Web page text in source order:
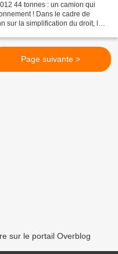
44 tonnes : un camion qui
! Dans le cadre de
sur la simplification du droit, les
Page suivante >
sur le portail Overblog